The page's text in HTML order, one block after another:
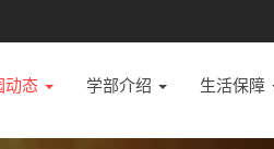
动态 学部介绍 生活保障